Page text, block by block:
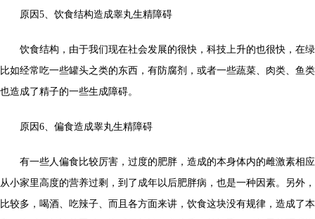
原因5、饮食结构造成睾丸生精障碍
饮食结构，由于我们现在社会发展的很快，科技上升的也很快，在
比如经常吃一些罐头之类的东西，有防腐剂，或者一些蔬菜、肉类、鱼
也造成了精子的一些生成障碍。
原因6、偏食造成睾丸生精障碍
有一些人偏食比较厉害，过度的肥胖，造成的本身体内的雌激素相
从小家里高度的营养过剩，到了成年以后肥胖病，也是一种因素。另外
比较多，喝酒、吃辣子、而且各方面来讲，饮食这块没有规律，造成了